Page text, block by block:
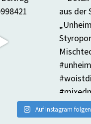
Auf Instagram folgen